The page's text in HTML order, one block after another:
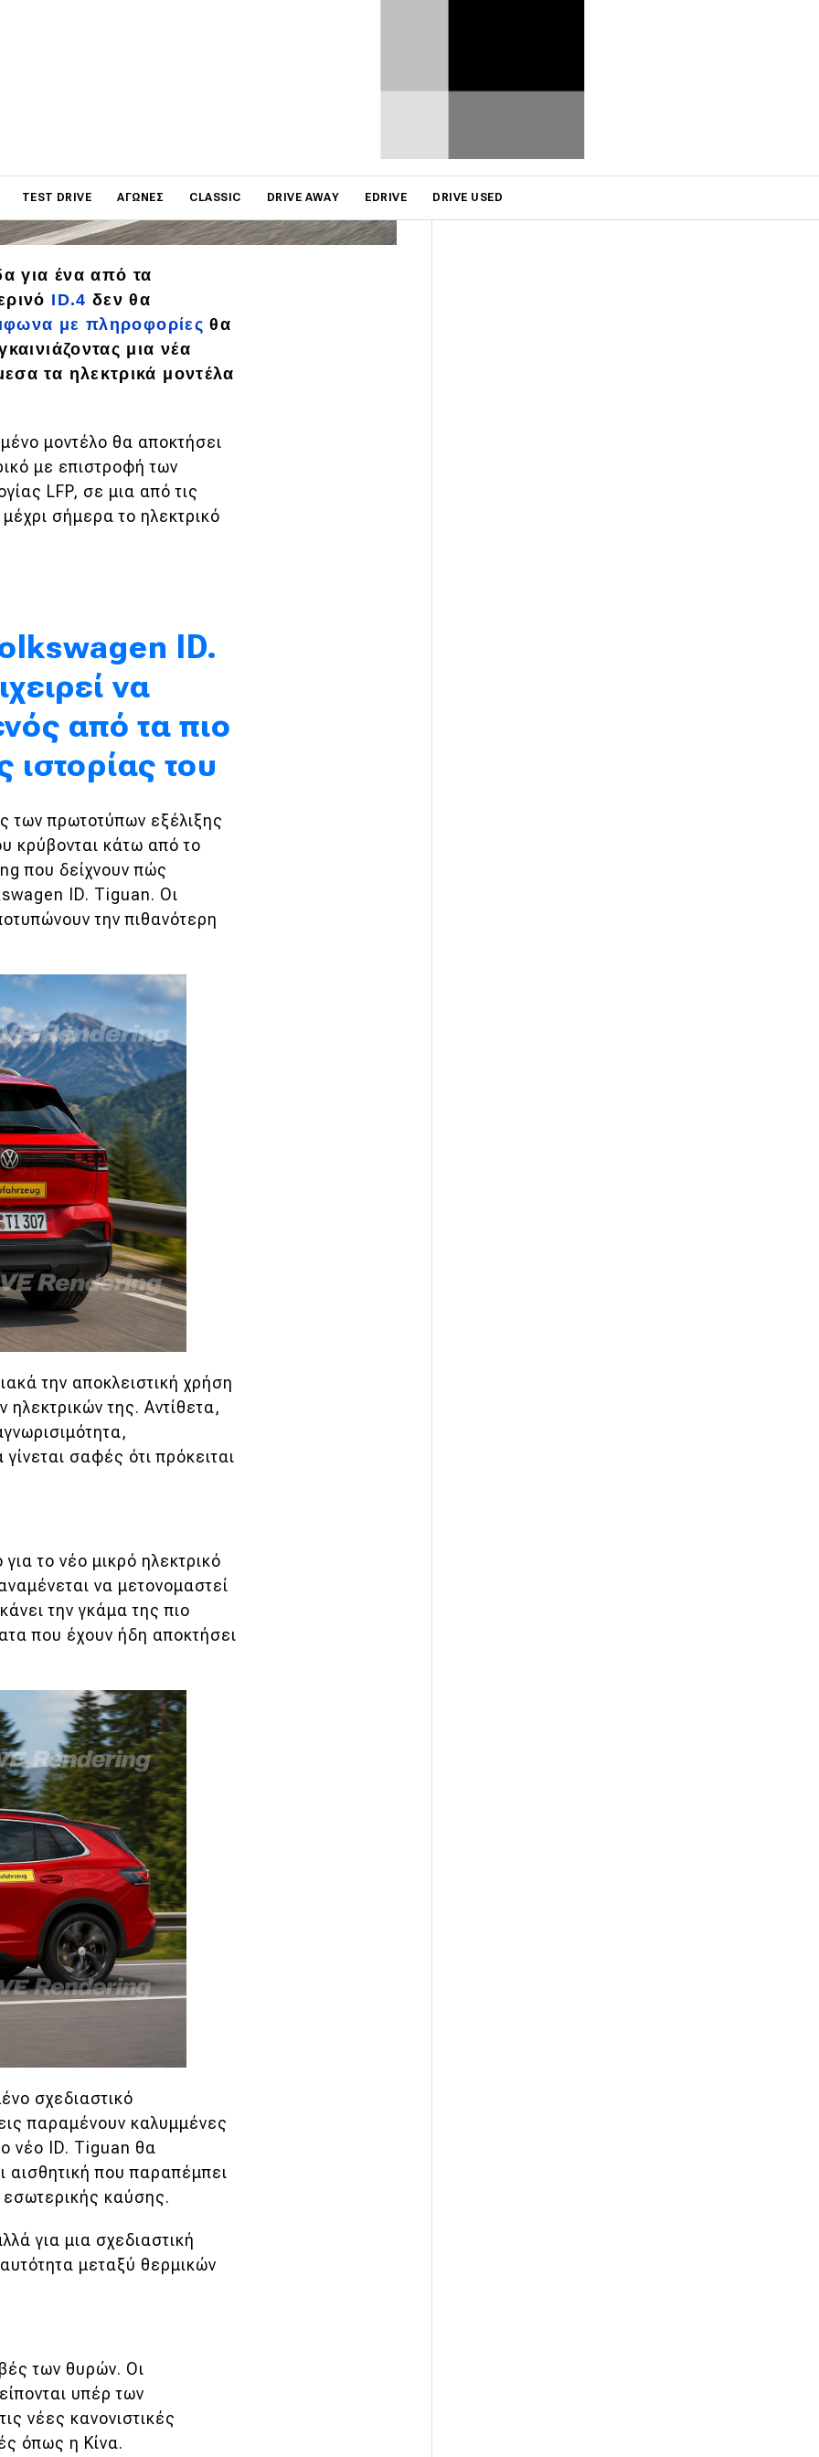
TEST DRIVE ΑΓΏΝΕΣ CLASSIC DRIVE AWAY EDRIVE DRIVE USED
για ένα από τα
ID.4 δεν θα
με πληροφορίες θα
μια νέα
τα ηλεκτρικά μοντέλα
μοντέλο θα αποκτήσει
με επιστροφή των
LFP, σε μια από τις
σήμερα το ηλεκτρικό
ID.
να
από τα πιο
ιστορίας του
των πρωτοτύπων εξέλιξης
κρύβονται κάτω από το
που δείχνουν πώς
ID. Tiguan. Οι
την πιθανότερη
την αποκλειστική χρήση
της. Αντίθετα,
σαφές ότι πρόκειται
το νέο μικρό ηλεκτρικό
να μετονομαστεί
την γκάμα της πιο
που έχουν ήδη αποκτήσει
σχεδιαστικό
παραμένουν καλυμμένες
νέο ID. Tiguan θα
αισθητική που παραπέμπει
καύσης.
για μια σχεδιαστική
μεταξύ θερμικών
των θυρών. Οι
υπέρ των
νέες κανονιστικές
όπως η Κίνα.